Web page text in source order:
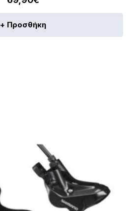
+ Προσθήκη